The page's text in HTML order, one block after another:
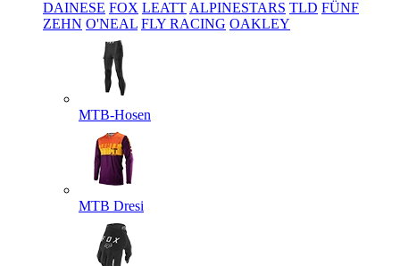
DAINESE FOX LEATT ALPINESTARS TLD FÜNF
ZEHN O'NEAL FLY RACING OAKLEY
MTB-Hosen
MTB Dresi